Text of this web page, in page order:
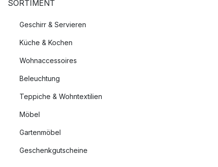
SORTIMENT
Geschirr & Servieren
Küche & Kochen
Wohnaccessoires
Beleuchtung
Teppiche & Wohntextilien
Möbel
Gartenmöbel
Geschenkgutscheine